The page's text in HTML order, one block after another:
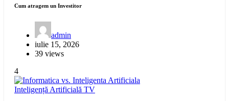
Cum atragem un Investitor
admin
iulie 15, 2026
39 views
4
Inteligență Artificială TV